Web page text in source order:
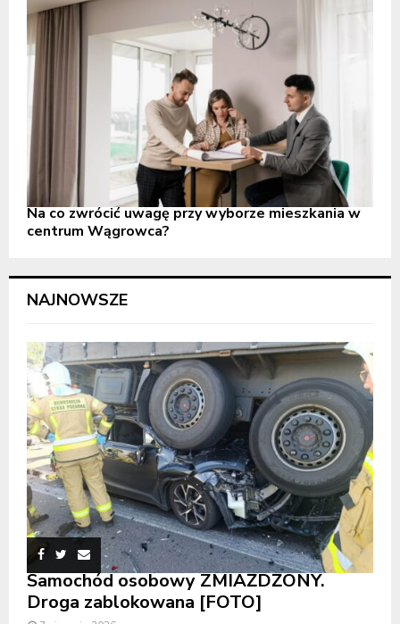
Na co zwrócić uwagę przy wyborze mieszkania w
centrum Wągrowca?
NAJNOWSZE
Samochód osobowy ZMIAŻDŻONY.
Droga zablokowana [FOTO]